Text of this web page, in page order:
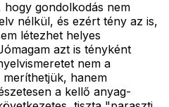
hogy gondolkodás nem
nélkül, és ezért tény az is,
létezhet helyes
azt is tényként
nem a
hanem
a kellő anyag-